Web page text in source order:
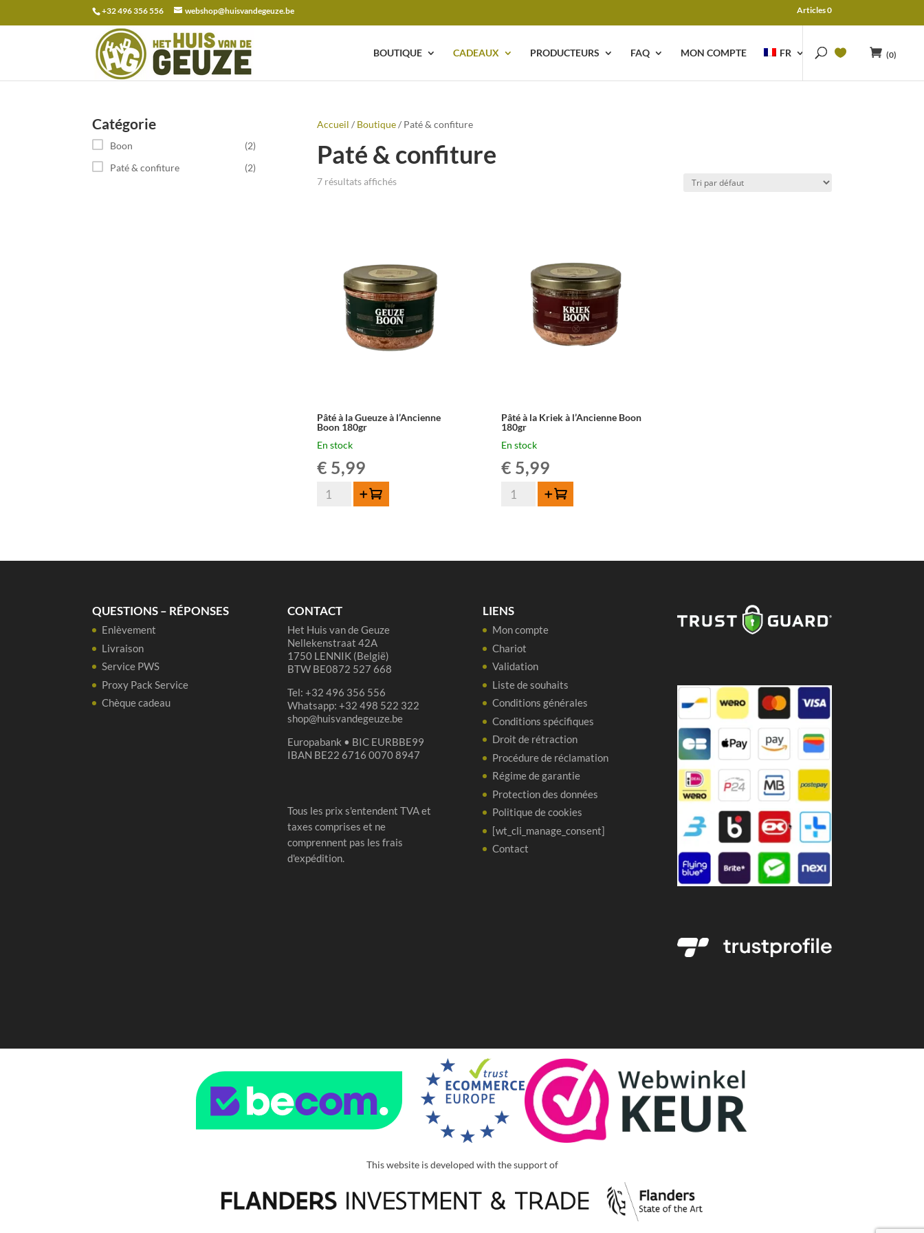
+32 496 356 556 webshop@huisvandegeuze.be Articles 0
BOUTIQUE CADEAUX PRODUCTEURS FAQ MON COMPTE FR (0)
Recherche
pour :
Accueil / Boutique/ Paté & confiture
Paté & confiture
7 résultats affichés
Pâté à la Gueuze à l’Ancienne
Boon 180gr
En stock
€ 5,99
quantité
Boon
180gr
Ajouter au panier
Pâté à la Kriek à l’Ancienne Boon
180gr
En stock
€ 5,99
quantité
Boon
180gr
Ajouter au panier
Catégorie
Boon
(2)
Paté & confiture
(2)
QUESTIONS – RÉPONSES
Enlèvement
Livraison
Service PWS
Proxy Pack Service
Chèque cadeau
CONTACT
Het Huis van de Geuze
Nellekenstraat 42A
1750 LENNIK (België)
BTW BE0872 527 668
Tel: +32 496 356 556
Whatsapp: +32 498 522 322
shop@huisvandegeuze.be
Europabank • BIC EURBBE99
IBAN BE22 6716 0070 8947
Tous les prix s'entendent TVA et
taxes comprises et ne
comprennent pas les frais
d'expédition.
LIENS
Mon compte
Chariot
Validation
Liste de souhaits
Conditions générales
Conditions spécifiques
Droit de rétraction
Procédure de réclamation
Régime de garantie
Protection des données
Politique de cookies
[wt_cli_manage_consent]
Contact
This website is developed with the support of